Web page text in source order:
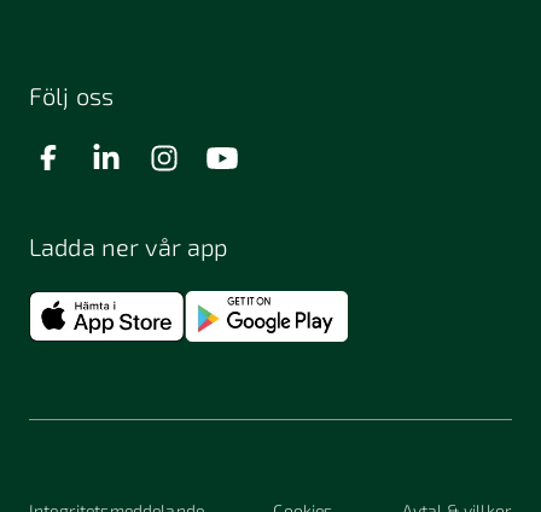
Följ oss
Ladda ner vår app